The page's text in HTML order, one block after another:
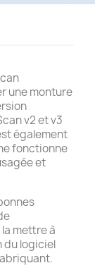
une monture
v2 et v3
également
fonctionne
et
mettre à
du logiciel